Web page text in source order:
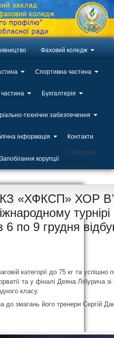
Фаховий коледж
Спортивна частина
Бухгалтерія
технічне забезпечення
інформація Контакти
Запобігання корупції
Categories
Новини
«ХФКСП» ХОР
6 по 9 грудня
категорії до 75 кг та
та у фіналі Деяна Лібурича
класу.
до змагань його тренери Сергій